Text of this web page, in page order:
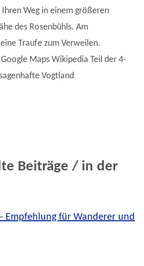
Weg in einem größeren
des Rosenbühls. Am
Traufe zum Verweilen.
Maps Wikipedia Teil der 4-
Vogtland
Beiträge / in der
Empfehlung für Wanderer und